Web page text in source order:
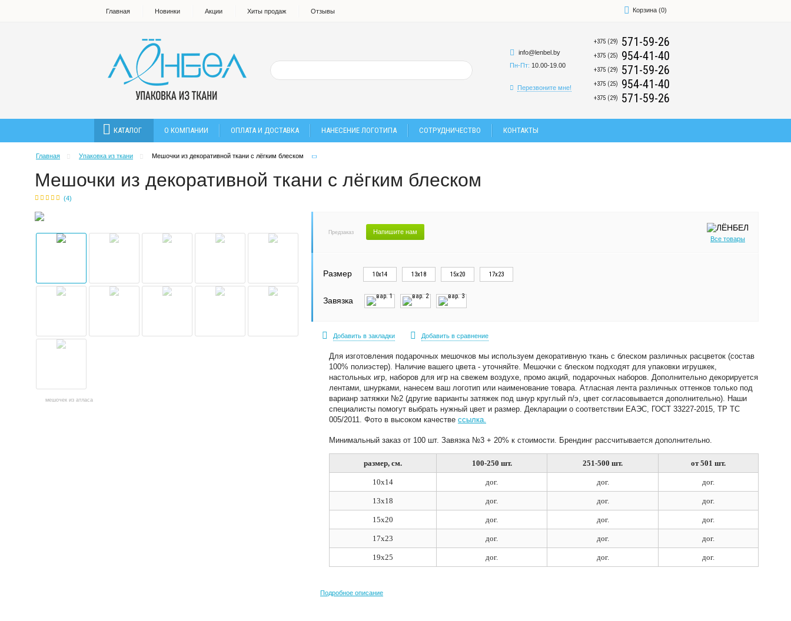
Главная Новинки Акции Хиты продаж Отзывы Корзина (0)
info@lenbel.by
Пн-Пт: 10.00-19.00
Перезвоните мне!
+375 (29) 571-59-26
+375 (25) 954-41-40
+375 (29) 571-59-26
+375 (25) 954-41-40
+375 (29) 571-59-26
КАТАЛОГ О КОМПАНИИ ОПЛАТА И ДОСТАВКА НАНЕСЕНИЕ ЛОГОТИПА СОТРУДНИЧЕСТВО КОНТАКТЫ
Главная Упаковка из ткани Мешочки из декоративной ткани с лёгким блеском
Мешочки из декоративной ткани с лёгким блеском
(4)
мешочек из атласа
Предзаказ
Напишите нам
Все товары
Размер 10х14 13х18 15х20 17х23
Завязка
Добавить в закладки Добавить в сравнение
Для изготовления подарочных мешочков мы используем декоративную ткань с блеском различных расцветок (состав
100% полиэстер). Наличие вашего цвета - уточняйте. Мешочки с блеском подходят для упаковки игрушкек,
настольных игр, наборов для игр на свежем воздухе, промо акций, подарочных наборов. Дополнительно декорируется
лентами, шнурками, нанесем ваш логотип или наименование товара. Атласная лента различных оттенков только под
варианр затяжки №2 (другие варианты затяжек под шнур круглый п/э, цвет согласовывается дополнительно). Наши
специалисты помогут выбрать нужный цвет и размер. Декларации о соответствии ЕАЭС, ГОСТ 33227-2015, ТР ТС
005/2011. Фото в высоком качестве ссылка.
Минимальный заказ от 100 шт. Завязка №3 + 20% к стоимости. Брендинг рассчитывается дополнительно.
размер, см. 100-250 шт. 251-500 шт. от 501 шт.
10х14 дог. дог. дог.
13х18 дог. дог. дог.
15х20 дог. дог. дог.
17х23 дог. дог. дог.
19х25 дог. дог. дог.
Подробное описание